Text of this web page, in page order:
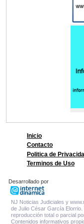
Inicio
Contacto
Politica de
Terminos de Uso
Desarrollado por
NJ Noticias Judiciales y
de Julio César García
reproducción total o parcial
Contenidos informativos